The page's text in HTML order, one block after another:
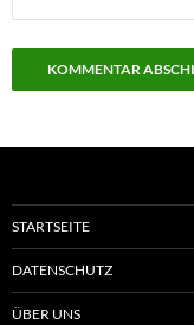
STARTSEITE
DATENSCHUTZ
ÜBER UNS